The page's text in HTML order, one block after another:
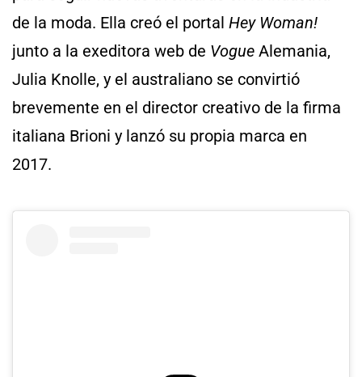
de la moda. Ella creó el portal Hey Woman!
junto a la exeditora web de Vogue Alemania,
Julia Knolle, y el australiano se convirtió
brevemente en el director creativo de la firma
italiana Brioni y lanzó su propia marca en
2017.